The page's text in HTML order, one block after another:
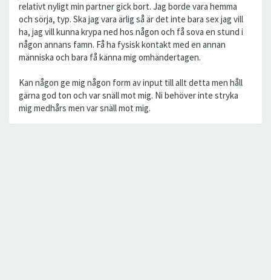
relativt nyligt min partner gick bort. Jag borde vara hemma
och sörja, typ. Ska jag vara ärlig så är det inte bara sex jag vill
ha, jag vill kunna krypa ned hos någon och få sova en stund i
någon annans famn. Få ha fysisk kontakt med en annan
människa och bara få känna mig omhändertagen.
Kan någon ge mig någon form av input till allt detta men håll
gärna god ton och var snäll mot mig. Ni behöver inte stryka
mig medhårs men var snäll mot mig.